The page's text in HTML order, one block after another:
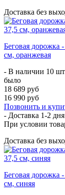
Доставка без
Беговая дорожка
см, оранжевая
- В наличии 10
было
18 689 руб
16 990 руб
Позвонить и
- Доставка 1-2 дня
При условии
Доставка без
Беговая дорожка
см, синяя